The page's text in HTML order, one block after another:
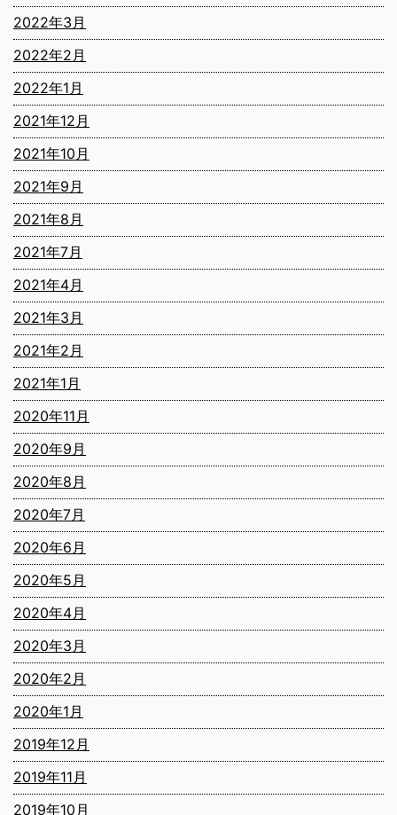
2022年3月
2022年2月
2022年1月
2021年12月
2021年10月
2021年9月
2021年8月
2021年7月
2021年4月
2021年3月
2021年2月
2021年1月
2020年11月
2020年9月
2020年8月
2020年7月
2020年6月
2020年5月
2020年4月
2020年3月
2020年2月
2020年1月
2019年12月
2019年11月
2019年10月